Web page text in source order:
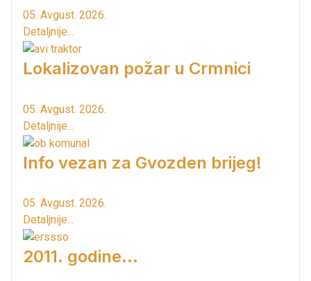
05. Avgust. 2026.
Detaljnije...
Lokalizovan požar u Crmnici
05. Avgust. 2026.
Detaljnije...
Info vezan za Gvozden brijeg!
05. Avgust. 2026.
Detaljnije...
2011. godine...